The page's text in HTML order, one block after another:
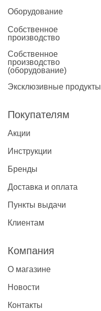
Оборудование
Собственное
производство
Собственное
производство
(оборудование)
Эксклюзивные продукты
Покупателям
Акции
Инструкции
Бренды
Доставка и оплата
Пункты выдачи
Клиентам
Компания
О магазине
Новости
Контакты